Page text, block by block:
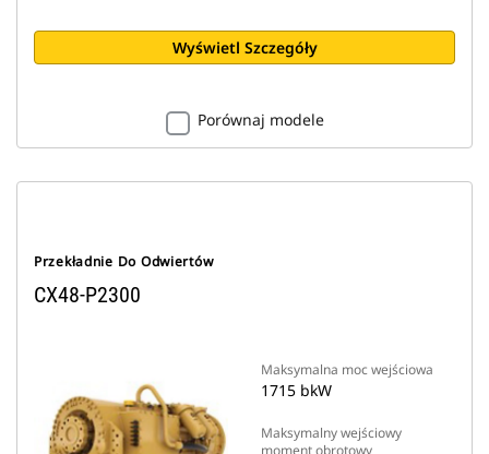
Wyświetl Szczegóły
Porównaj modele
Przekładnie Do Odwiertów
CX48-P2300
Maksymalna moc wejściowa
1715 bkW
Maksymalny wejściowy
moment obrotowy